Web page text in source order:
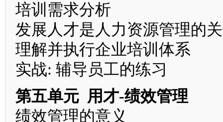
培训需求分析
发展人才是人力资源管理的
理解并执行企业培训体系
实战: 辅导员工的练习
第五单元 用才-绩效管理
绩效管理的意义